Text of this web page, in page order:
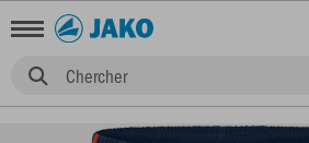
Chercher